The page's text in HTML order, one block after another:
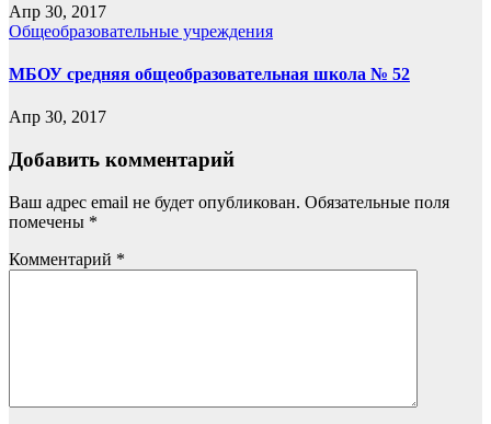
Апр 30, 2017
Общеобразовательные учреждения
МБОУ средняя общеобразовательная школа № 52
Апр 30, 2017
Добавить комментарий
Ваш адрес email не будет опубликован. Обязательные поля
помечены *
Комментарий *